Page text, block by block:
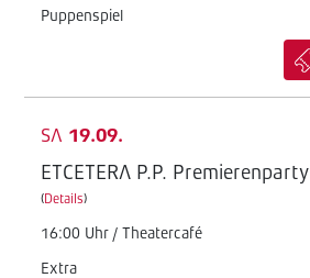
Puppenspiel
SA 19.09.
ETCETERA P.P. Premierenparty
(Details)
16:00 Uhr / Theatercafé
Extra